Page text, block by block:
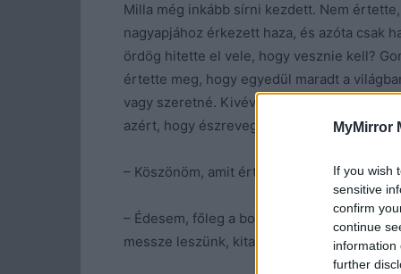
MyMirror
If you wish
sensitive
confirm
continue
information
further
Milla még inkább sírni kezdett. Nem
nagyapjához érkezett haza, és azóta csak
ördög hitette el vele, hogy vesznie kell?
értette meg, hogy egyedül maradt a
vagy szeretné. Kivéve a szobában lévőt,
azért, hogy észrevegye, mennyire fontos
– Köszönöm, amit értem tettél… – suttogta.
– Édesem, főleg a bokrok mentettek meg.
messze leszünk, kitalálhatod, hogyan